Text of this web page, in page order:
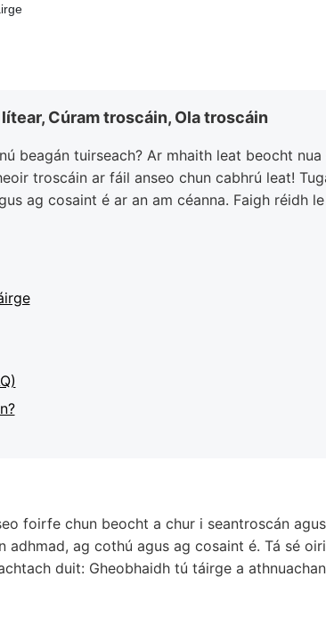
Cúram troscáin, Ola troscáin
beagán tuirseach? Ar mhaith leat beocht
troscáin ar fáil anseo chun cabhrú leat!
ag cosaint é ar an am céanna. Faigh réidh
foirfe chun beocht a chur i seantroscán
adhmad, ag cothú agus ag cosaint é. Tá sé
duit: Gheobhaidh tú táirge a